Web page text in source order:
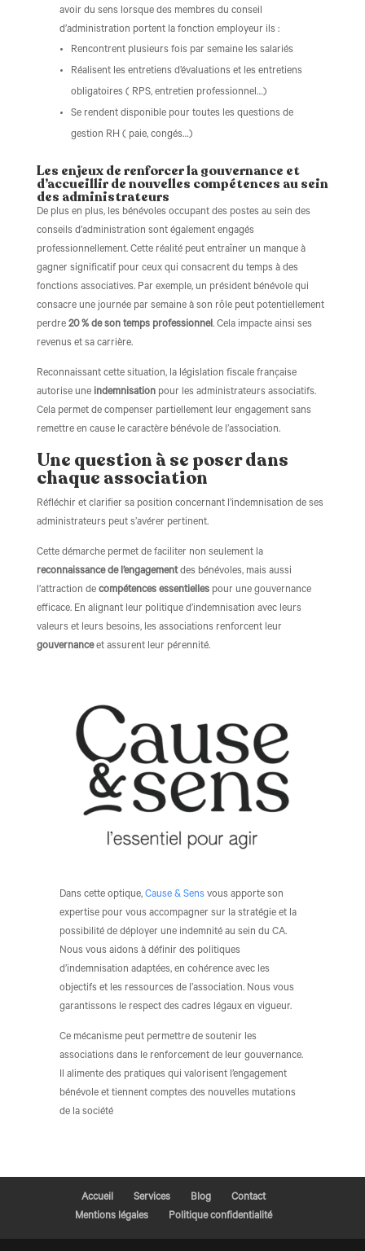
avoir du sens lorsque des membres du conseil
d’administration portent la fonction employeur ils :
Rencontrent plusieurs fois par semaine les salariés
Réalisent les entretiens d’évaluations et les entretiens
obligatoires ( RPS, entretien professionnel…)
Se rendent disponible pour toutes les questions de
gestion RH ( paie, congés…)
Les enjeux de renforcer la gouvernance et
d’accueillir de nouvelles compétences au sein
des administrateurs
De plus en plus, les bénévoles occupant des postes au sein des
conseils d’administration sont également engagés
professionnellement. Cette réalité peut entraîner un manque à
gagner significatif pour ceux qui consacrent du temps à des
fonctions associatives. Par exemple, un président bénévole qui
consacre une journée par semaine à son rôle peut potentiellement
perdre 20 % de son temps professionnel. Cela impacte ainsi ses
revenus et sa carrière.
Reconnaissant cette situation, la législation fiscale française
autorise une indemnisationpour les administrateurs associatifs.
Cela permet de compenser partiellement leur engagement sans
remettre en cause le caractère bénévole de l’association.
Une question à se poser dans
chaque association
Réfléchir et clarifier sa position concernant l’indemnisation de ses
administrateurs peut s’avérer pertinent.
Cette démarche permet de faciliter non seulement la
reconnaissance de l’engagementdes bénévoles, mais aussi
l’attraction de compétences essentiellespour une gouvernance
efficace. En alignant leur politique d’indemnisation avec leurs
valeurs et leurs besoins, les associations renforcent leur
gouvernanceet assurent leur pérennité.​
Dans cette optique,Cause & Sens vous apporte son
expertise pour vous accompagner sur la stratégie et la
possibilité de déployer une indemnité au sein du CA.
Nous vous aidons à définir des politiques
d’indemnisation adaptées, en cohérence avec les
objectifs et les ressources de l’association. Nous vous
garantissons le respect des cadres légaux en vigueur.
Ce mécanisme peut permettre de soutenir les
associations dans le renforcement de leur gouvernance.
Il alimente des pratiques qui valorisent l’engagement
bénévole et tiennent comptes des nouvelles mutations
de la société
Accueil Services Blog
Contact
Mentions légales
Politique confidentialité